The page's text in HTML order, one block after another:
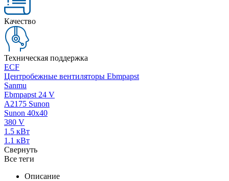
Качество
Техническая поддержка
ECF
Центробежные вентиляторы Ebmpapst
Sanmu
Ebmpapst 24 V
A2175 Sunon
Sunon 40x40
380 V
1.5 кВт
1.1 кВт
Свернуть
Все теги
Описание